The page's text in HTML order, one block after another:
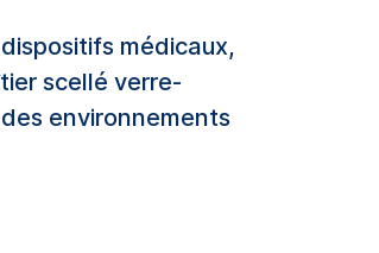
médicaux,
scellé verre-
environnements